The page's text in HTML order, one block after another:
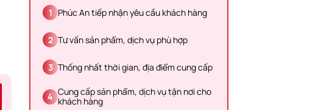
1 Phúc An tiếp nhận yêu cầu khách hàng
2 Tư vấn sản phẩm, dịch vụ phù hợp
3 Thống nhất thời gian, địa điểm cung cấp
4 Cung cấp sản phẩm, dịch vụ tận nơi cho
khách hàng